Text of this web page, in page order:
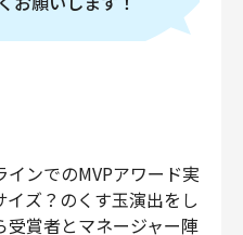
ンでのMVPアワード実
ズ？のくす玉演出をし
賞者とマネージャー陣